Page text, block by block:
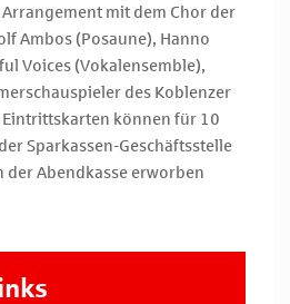
mit dem Chor der
Ambos (Posaune), Hanno
Voices (Vokalensemble),
des Koblenzer
Eintrittskarten können für 10
Sparkassen-Geschäftsstelle
der Abendkasse erworben